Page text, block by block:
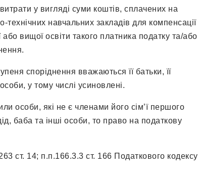
у вигляді суми коштів, сплачених на
навчальних закладів для компенсації
вищої освіти такого платника податку та/або
споріднення вважаються її батьки, її
у тому числі усиновлені.
особи, які не є членами його сім’ї першого
баба та інші особи, то право на податкову
ст. 14; п.п.166.3.3 ст. 166 Податкового кодексу